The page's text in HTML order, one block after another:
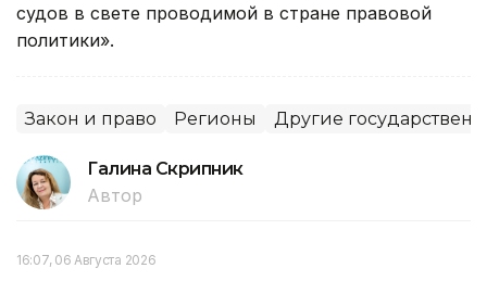
судов в свете проводимой в стране правовой
политики».
Закон и право Регионы Другие
Галина Скрипник
Автор
16:07, 06 Августа 2026